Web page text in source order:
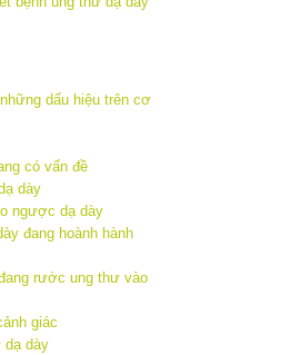
dấu hiệu trên cơ
có vấn đề
dày
ngược dạ dày
đang hoành hành
rước ung thư vào
giác
dạ dày